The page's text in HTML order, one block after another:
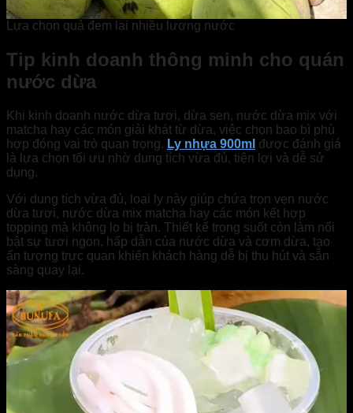
Lựa chọn quả đem lại nhiều lượng nước
Tip kinh doanh thông minh cho quán
nước dừa
Khi kinh doanh nước dừa tươi, dừa sen, nước dừa mix với
matcha hay các món giải khát từ dừa, việc chọn bao bì phù
hợp đóng vai trò quan trọng. Ly nhựa 900ml được đánh giá
là lựa chọn tối ưu nhờ dung tích vừa đủ, tiện lợi và dễ sử
dụng.
Với dung tích vừa đủ, loại ly này giúp chứa trọn vẹn nước
dừa tươi, nước dừa mix matcha hay các món kết hợp
topping mà không lo bị tràn. Thiết kế trong suốt còn làm nổi
bật sự tươi ngon, hấp dẫn của nước dừa và cơm dừa, tạo
ấn tượng trực quan khiến khách hàng dễ bị thu hút và sẵn
sàng quay lại.